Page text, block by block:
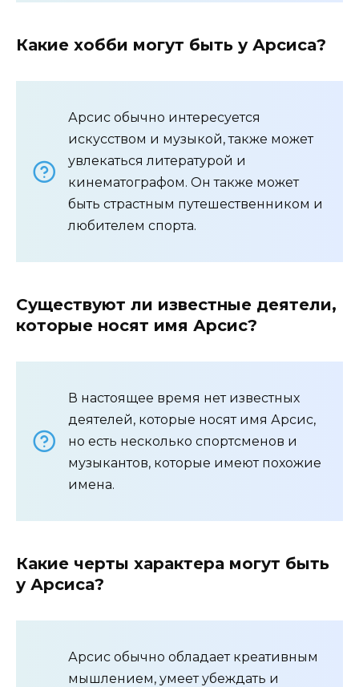
Какие хобби могут быть у Арсиса?
Арсис обычно интересуется
искусством и музыкой, также может
увлекаться литературой и
кинематографом. Он также может
быть страстным путешественником и
любителем спорта.
Существуют ли известные деятели,
которые носят имя Арсис?
В настоящее время нет известных
деятелей, которые носят имя Арсис,
но есть несколько спортсменов и
музыкантов, которые имеют похожие
имена.
Какие черты характера могут быть
у Арсиса?
Арсис обычно обладает креативным
мышлением, умеет убеждать и